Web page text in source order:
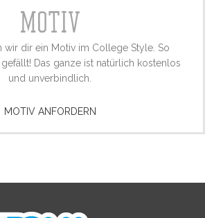
MOTIV
wir dir ein Motiv im College Style. So
Das ganze ist natürlich kostenlos
und unverbindlich.
MOTIV ANFORDERN